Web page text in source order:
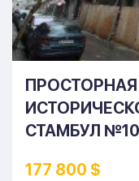
СТАМБУЛ
177 800 $